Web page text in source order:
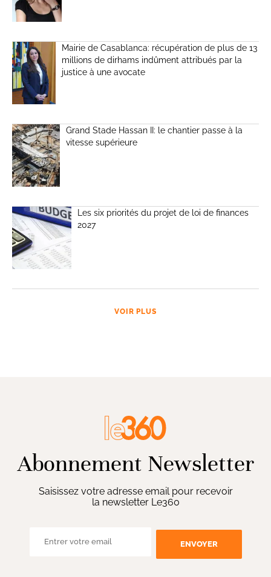
Mairie de Casablanca: récupération de plus de 13
millions de dirhams indûment attribués par la
justice à une avocate
Grand Stade Hassan II: le chantier passe à la
vitesse supérieure
Les six priorités du projet de loi de finances
2027
VOIR PLUS
Abonnement Newsletter
Saisissez votre adresse email pour recevoir
la newsletter Le360
ENVOYER